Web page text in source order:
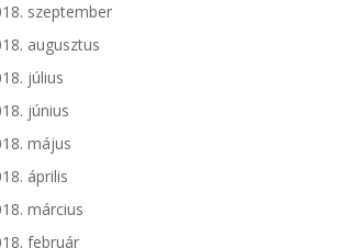
szeptember
augusztus
július
június
május
április
március
február